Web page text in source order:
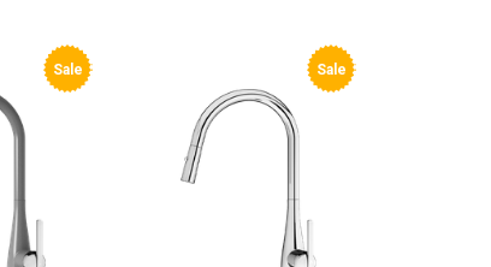
Sale Sale